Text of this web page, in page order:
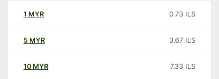
1 MYR 0.73 ILS
5 MYR 3.67 ILS
10 MYR 7.33 ILS